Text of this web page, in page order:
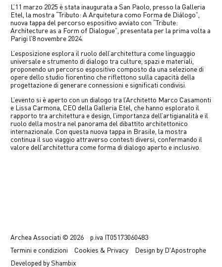
中文
EN
L’11 marzo 2025 è stata inaugurata a San Paolo, presso la Galleria
Etel, la mostra “Tributo: A Arquitetura como Forma de Diálogo”,
nuova tappa del percorso espositivo avviato con “Tribute:
Architecture as a Form of Dialogue”, presentata per la prima volta a
Parigi l’8 novembre 2024.
L’esposizione esplora il ruolo dell’architettura come linguaggio
universale e strumento di dialogo tra culture, spazi e materiali,
proponendo un percorso espositivo composto da una selezione di
opere dello studio fiorentino che riflettono sulla capacità della
progettazione di generare connessioni e significati condivisi.
L’evento si è aperto con un dialogo tra l’Architetto Marco Casamonti
e Lissa Carmona, CEO della Galleria Etel, che hanno esplorato il
rapporto tra architettura e design, l’importanza dell’artigianalità e il
ruolo della mostra nel panorama del dibattito architettonico
internazionale. Con questa nuova tappa in Brasile, la mostra
continua il suo viaggio attraverso contesti diversi, confermando il
valore dell’architettura come forma di dialogo aperto e inclusivo.
Archea Associati © 2026 p.iva IT05173060483
Termini e condizioni Cookies & Privacy Design by D'Apostrophe
Developed byShambix